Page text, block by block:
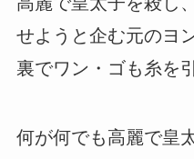
せようと企む元のヨ
裏でワン・ゴも糸を
何が何でも高麗で皇